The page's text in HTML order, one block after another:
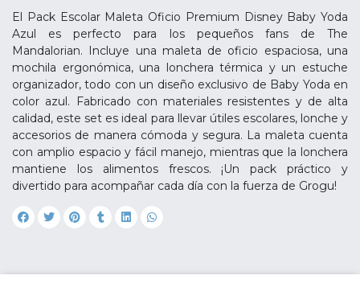
El Pack Escolar Maleta Oficio Premium Disney Baby Yoda
Azul es perfecto para los pequeños fans de The
Mandalorian. Incluye una maleta de oficio espaciosa, una
mochila ergonómica, una lonchera térmica y un estuche
organizador, todo con un diseño exclusivo de Baby Yoda en
color azul. Fabricado con materiales resistentes y de alta
calidad, este set es ideal para llevar útiles escolares, lonche y
accesorios de manera cómoda y segura. La maleta cuenta
con amplio espacio y fácil manejo, mientras que la lonchera
mantiene los alimentos frescos. ¡Un pack práctico y
divertido para acompañar cada día con la fuerza de Grogu!